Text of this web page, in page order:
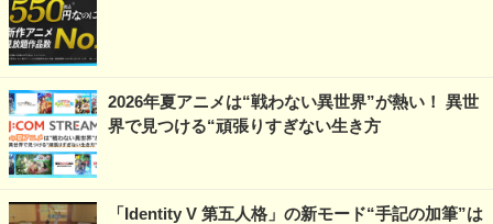
2026年夏アニメは“戦わない異世界”が熱い！ 異世
界で見つける“頑張りすぎない生き方
「Identity V 第五人格」の新モード“手記の加筆”は